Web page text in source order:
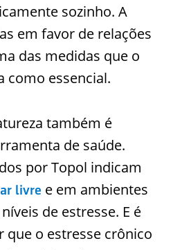
sozinho. A
em favor de relações
das medidas que o
como essencial.
também é
de saúde.
por Topol indicam
livre e em ambientes
de estresse. E é
que o estresse crônico